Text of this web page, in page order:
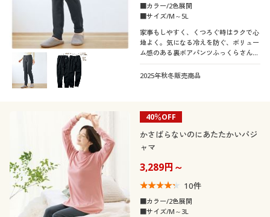
リボン アニマル柄
フリル
サテン
リネン・麻 レザー
デニム
ファー・エコファー
ＵＶカット・紫外線
形態安定
シック
20代
30代 40代
シーズン
夏 秋
春
価格 円 絞込
■カラー/2色展開
■サイズ/M～5L
家事もしやすく、くつろぐ時はラクで心
地よく。気になる冷えを防ぐ、ボリュー
ム感のある裏ボアパンツふっくらさん対
応サイズplump(プランプ)もあります。
2025年秋冬販売商品
40％OFF
かさばらないのにあたたかいパジ
ャマ
3,289円～
10件
■カラー/2色展開
■サイズ/M～3L